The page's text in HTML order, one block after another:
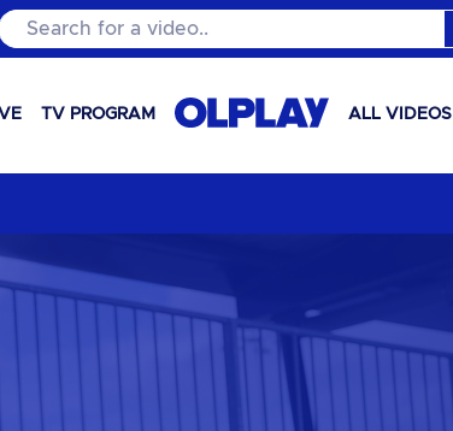
Search for a video..
TV PROGRAM ALL VIDEOS